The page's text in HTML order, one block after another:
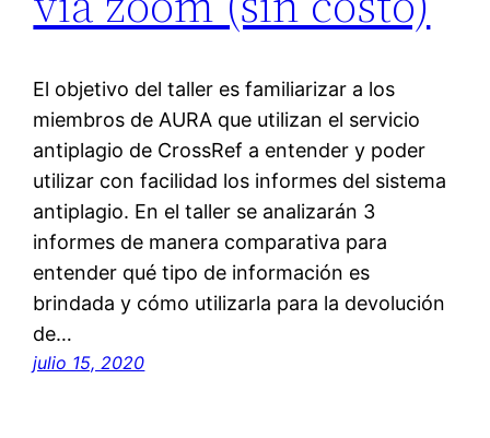
El objetivo del taller es familiarizar a los
miembros de AURA que utilizan el servicio
antiplagio de CrossRef a entender y poder
utilizar con facilidad los informes del sistema
antiplagio. En el taller se analizarán 3
informes de manera comparativa para
entender qué tipo de información es
brindada y cómo utilizarla para la devolución
de…
julio 15, 2020